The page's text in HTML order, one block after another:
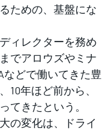
ための、基盤にな
ィレクターを務め
でアロウズやミナ
などで働いてきた豊
10年ほど前から、
てきたという。
の変化は、ドライ